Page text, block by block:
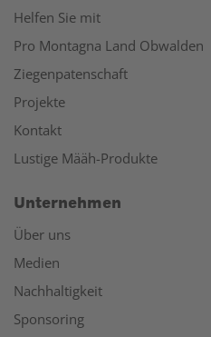
Helfen Sie mit
Pro Montagna Land Obwalden
Ziegenpatenschaft
Projekte
Kontakt
Lustige Määh-Produkte
Unternehmen
Über uns
Medien
Nachhaltigkeit
Sponsoring